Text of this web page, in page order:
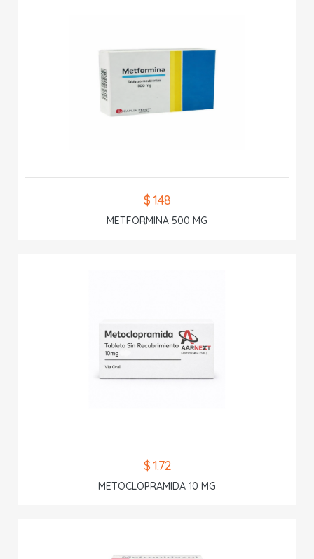
$ 1.48
METFORMINA 500 MG
$ 1.72
METOCLOPRAMIDA 10 MG